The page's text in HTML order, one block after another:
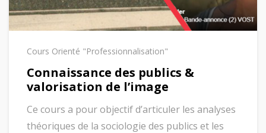
Cours Orienté "Professionnalisation"
Connaissance des publics &
valorisation de l’image
Ce cours a pour objectif d’articuler les analyses
théoriques de la sociologie des publics et les